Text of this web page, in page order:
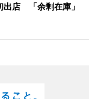
出店 「余剰在庫」